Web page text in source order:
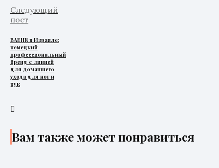
Следующий
пост
BAEHR в Израиле:
немецкий
профессиональный
бренд с линией
для домашнего
ухода для ног и
рук
Вам также может понравиться